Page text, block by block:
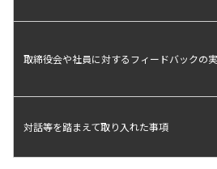
取締役会や社員に対するフィードバックの
対話等を踏まえて取り入れた事項